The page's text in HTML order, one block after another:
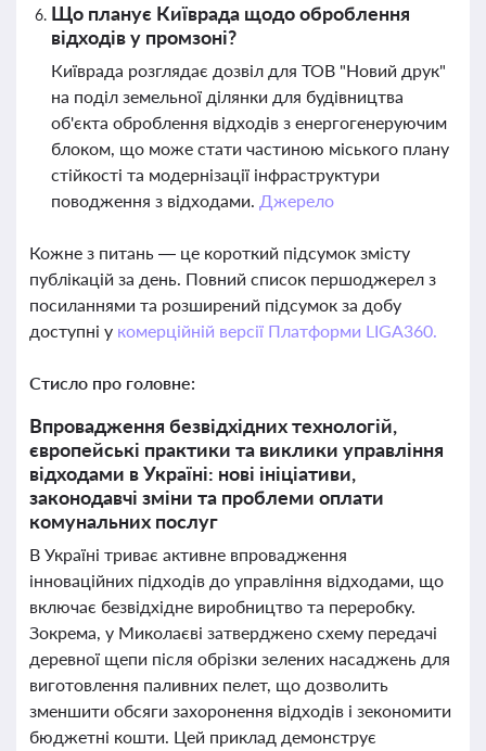
Що планує Київрада щодо оброблення
відходів у промзоні?
Київрада розглядає дозвіл для ТОВ "Новий друк"
на поділ земельної ділянки для будівництва
об'єкта оброблення відходів з енергогенеруючим
блоком, що може стати частиною міського плану
стійкості та модернізації інфраструктури
поводження з відходами. Джерело
Кожне з питань — це короткий підсумок змісту
публікацій за день. Повний список першоджерел з
посиланнями та розширений підсумок за добу
доступні у комерційній версії Платформи LIGA360.
Стисло про головне:
Впровадження безвідхідних технологій,
європейські практики та виклики управління
відходами в Україні: нові ініціативи,
законодавчі зміни та проблеми оплати
комунальних послуг
В Україні триває активне впровадження
інноваційних підходів до управління відходами, що
включає безвідхідне виробництво та переробку.
Зокрема, у Миколаєві затверджено схему передачі
деревної щепи після обрізки зелених насаджень для
виготовлення паливних пелет, що дозволить
зменшити обсяги захоронення відходів і зекономити
бюджетні кошти. Цей приклад демонструє